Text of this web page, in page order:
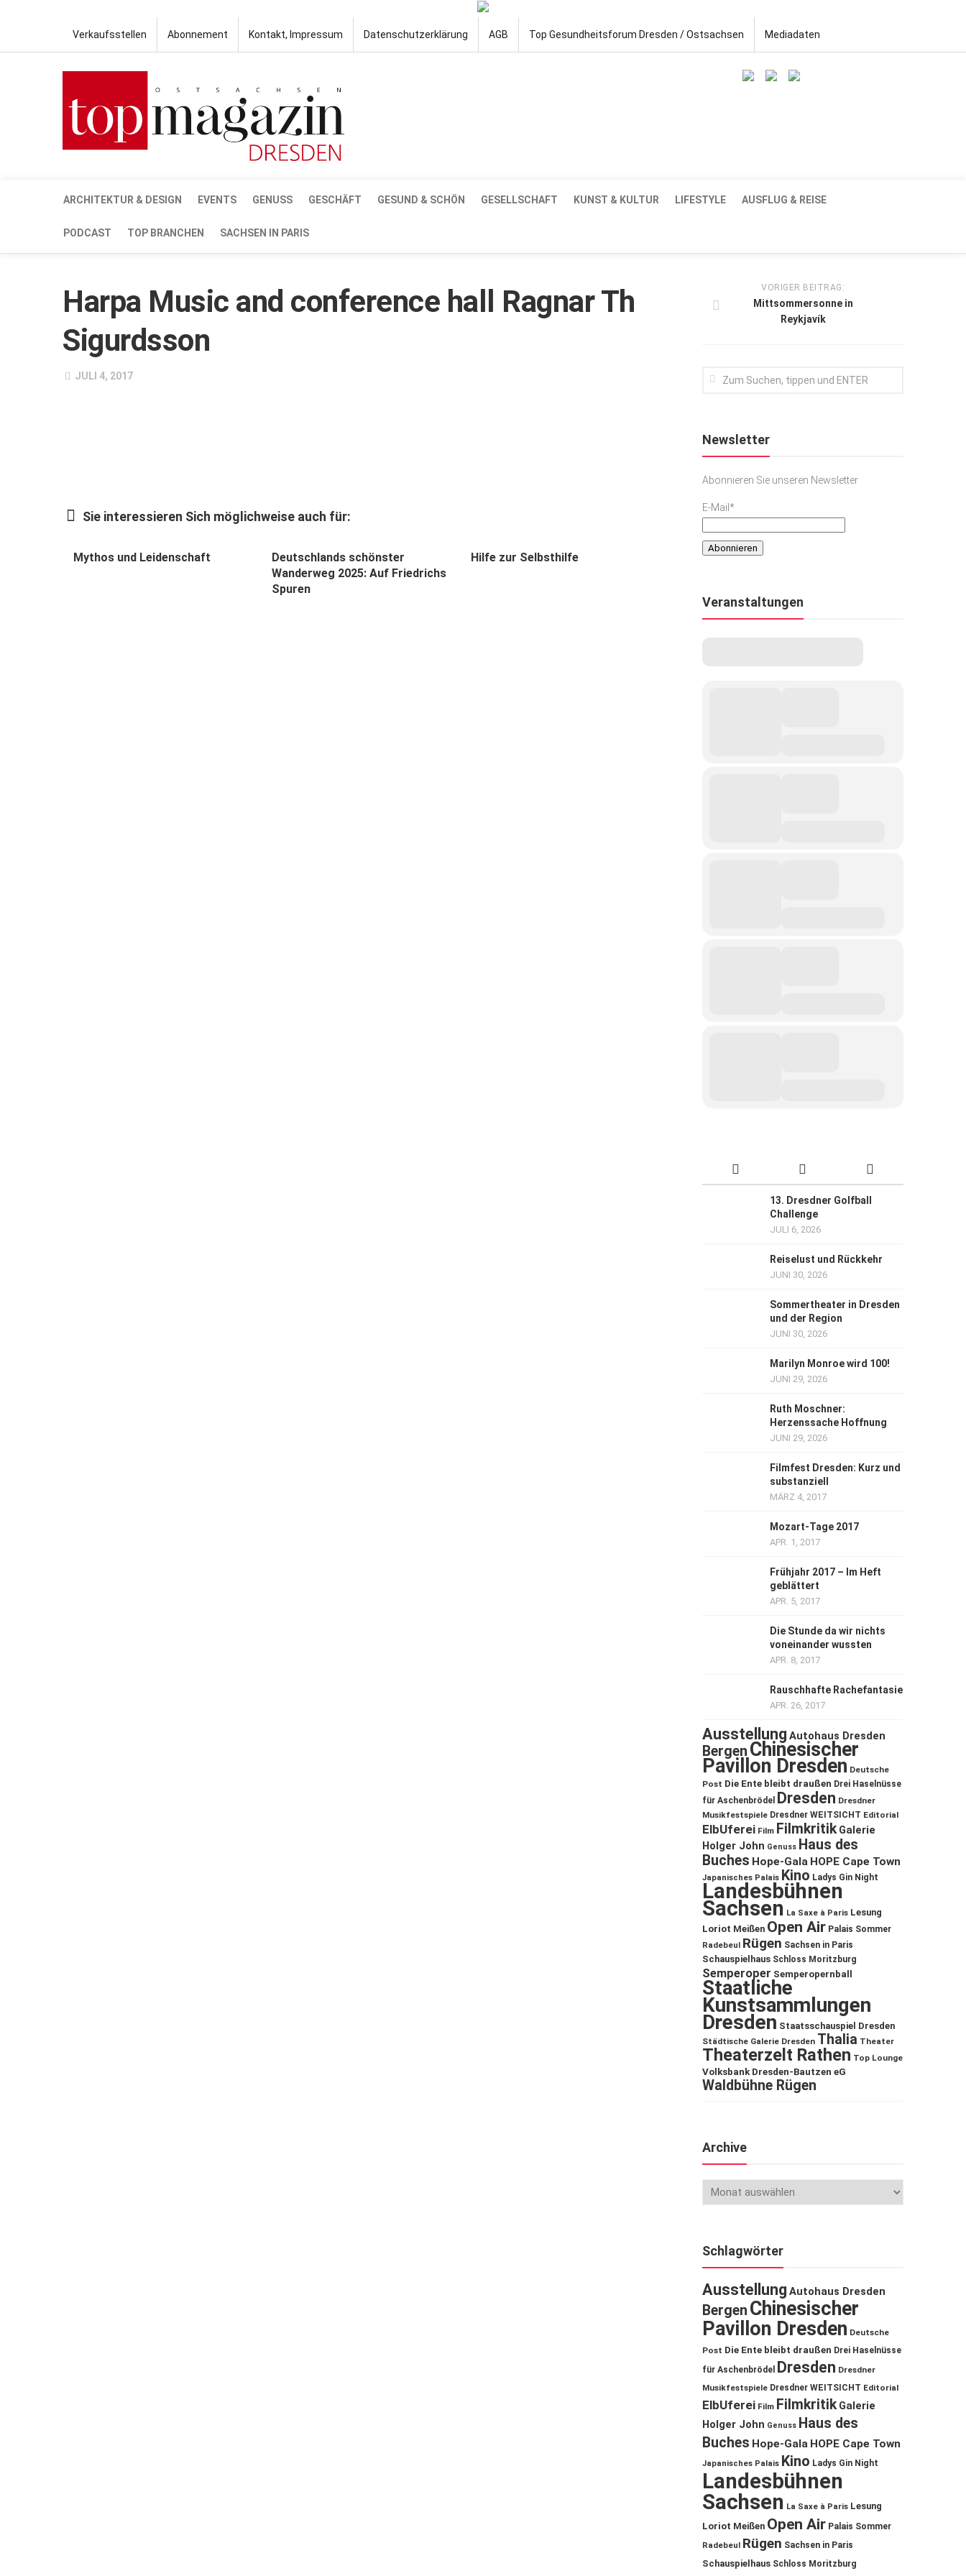
Verkaufsstellen Abonnement Kontakt, Impressum Datenschutzerklärung AGB Top Gesundheitsforum Dresden / Ostsachsen Mediadaten
ARCHITEKTUR & DESIGN EVENTS GENUSS GESCHÄFT GESUND & SCHÖN GESELLSCHAFT KUNST & KULTUR LIFESTYLE AUSFLUG & REISE
PODCAST TOP BRANCHEN SACHSEN IN PARIS
Harpa Music and conference hall Ragnar Th
Sigurdsson
JULI 4, 2017
Sie interessieren Sich möglichweise auch für:
Mythos und Leidenschaft
Deutschlands schönster
Wanderweg 2025: Auf Friedrichs
Spuren
Hilfe zur Selbsthilfe
VORIGER BEITRAG:
Mittsommersonne in
Reykjavík
Newsletter
Abonnieren Sie unseren Newsletter
E-Mail*
Veranstaltungen
13. Dresdner Golfball
Challenge
JULI 6, 2026
Reiselust und Rückkehr
JUNI 30, 2026
Sommertheater in Dresden
und der Region
JUNI 30, 2026
Marilyn Monroe wird 100!
JUNI 29, 2026
Ruth Moschner:
Herzenssache Hoffnung
JUNI 29, 2026
Filmfest Dresden: Kurz und
substanziell
MÄRZ 4, 2017
Mozart-Tage 2017
APR. 1, 2017
Frühjahr 2017 – Im Heft
geblättert
APR. 5, 2017
Die Stunde da wir nichts
voneinander wussten
APR. 8, 2017
Rauschhafte Rachefantasie
APR. 26, 2017
Ausstellung Autohaus Dresden
Bergen Chinesischer
Pavillon Dresden Deutsche
Post Die Ente bleibt draußen Drei Haselnüsse
für Aschenbrödel
Dresden Dresdner
Musikfestspiele Dresdner WEITSICHT Editorial
ElbUferei Film Filmkritik Galerie
Holger John Genuss Haus des
Buches Hope-Gala HOPE Cape Town
Japanisches Palais Kino Ladys Gin Night
Landesbühnen
Sachsen La Saxe à Paris Lesung
Loriot Meißen Open Air Palais Sommer
Radebeul Rügen Sachsen in Paris
Schauspielhaus Schloss Moritzburg
Semperoper Semperopernball
Staatliche
Kunstsammlungen
Dresden Staatsschauspiel Dresden
Städtische Galerie Dresden Thalia Theater
Theaterzelt Rathen Top Lounge
Volksbank Dresden-Bautzen eG
Waldbühne Rügen
Archive
Schlagwörter
Ausstellung Autohaus Dresden
Bergen Chinesischer
Pavillon Dresden Deutsche
Post Die Ente bleibt draußen Drei Haselnüsse
für Aschenbrödel
Dresden Dresdner
Musikfestspiele Dresdner WEITSICHT Editorial
ElbUferei Film Filmkritik Galerie
Holger John Genuss Haus des
Buches Hope-Gala HOPE Cape Town
Japanisches Palais Kino Ladys Gin Night
Landesbühnen
Sachsen La Saxe à Paris Lesung
Loriot Meißen Open Air Palais Sommer
Radebeul Rügen Sachsen in Paris
Schauspielhaus Schloss Moritzburg